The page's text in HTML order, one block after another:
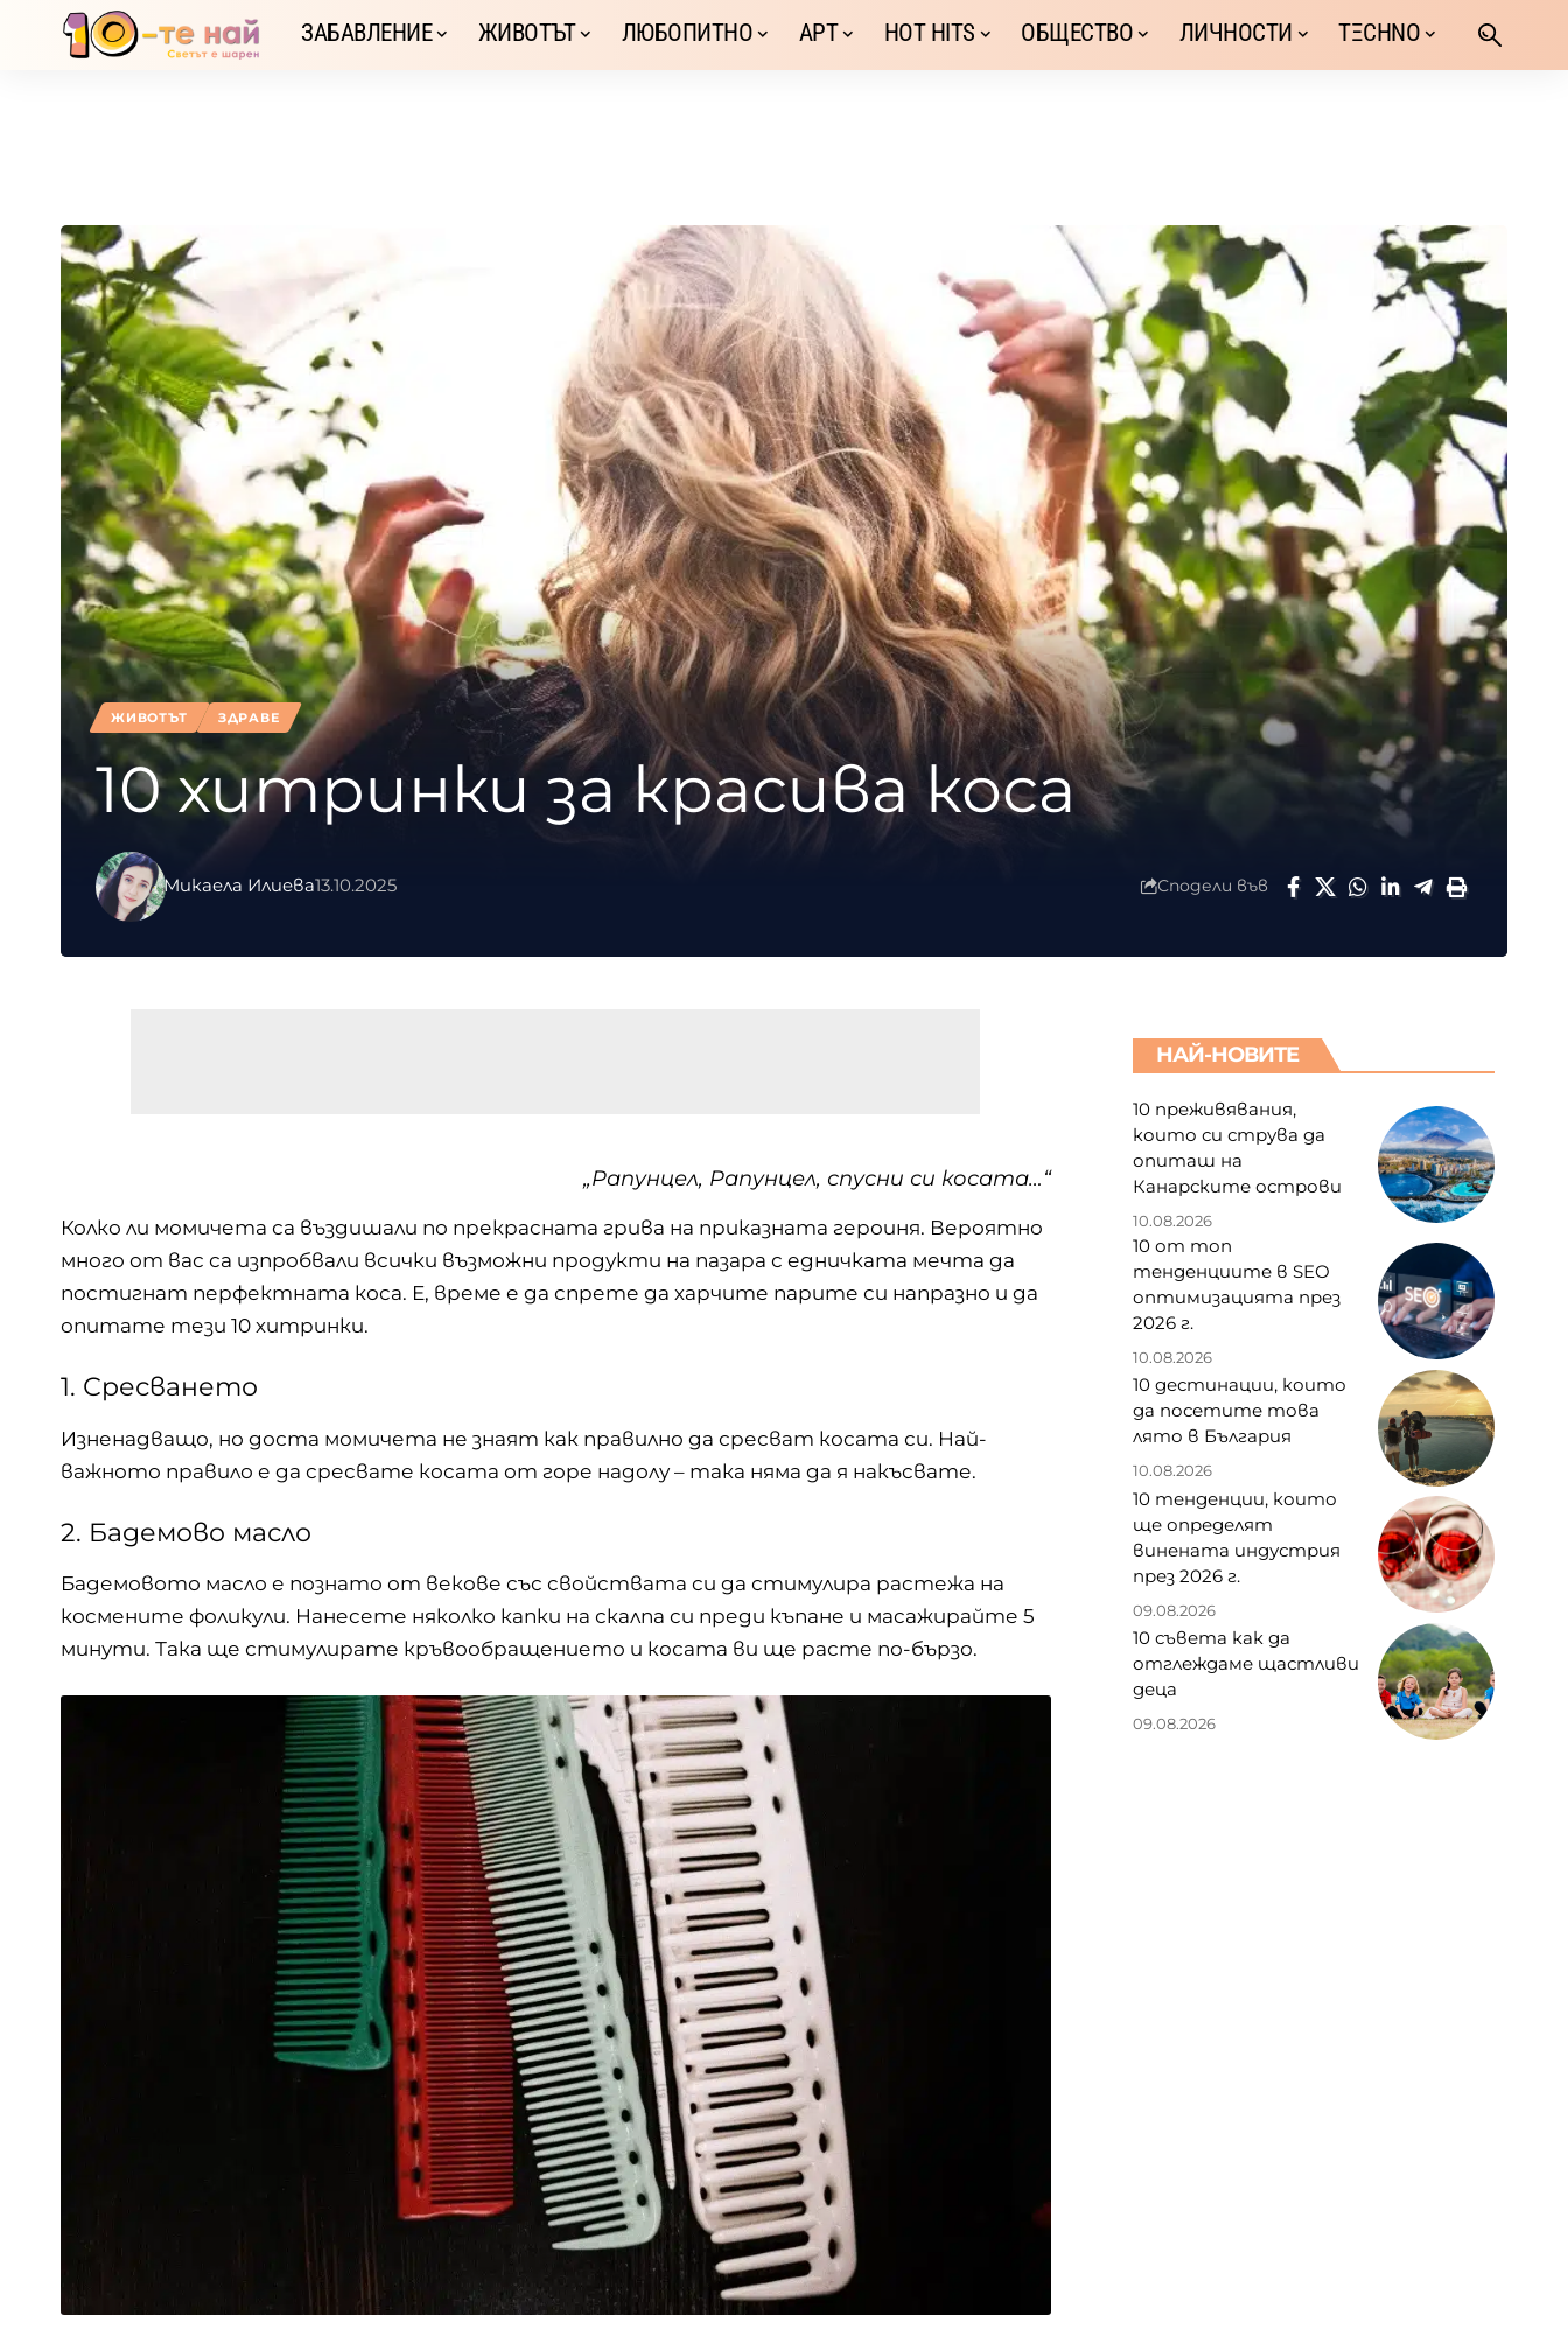
ЗАБАВЛЕНИЕ ЖИВОТЪТ ЛЮБОПИТНО АРТ HOT HITS ОБЩЕСТВО ЛИЧНОСТИ TΞCHNO
ЖИВОТЪТ ЗДРАВЕ
10 хитринки за красива коса
Микаела Илиева13.10.2025 Сподели във
„Рапунцел, Рапунцел, спусни си косата…“
Колко ли момичета са въздишали по прекрасната грива на приказната героиня. Вероятно
много от вас са изпробвали всички възможни продукти на пазара с едничката мечта да
постигнат перфектната коса. Е, време е да спрете да харчите парите си напразно и да
опитате тези 10 хитринки.
1. Сресването
Изненадващо, но доста момичета не знаят как правилно да сресват косата си. Най-
важното правило е да сресвате косата от горе надолу – така няма да я накъсвате.
2. Бадемово масло
Бадемовото масло е познато от векове със свойствата си да стимулира растежа на
космените фоликули. Нанесете няколко капки на скалпа си преди къпане и масажирайте 5
минути. Така ще стимулирате кръвообращението и косата ви ще расте по-бързо.
НАЙ-НОВИТЕ
10 преживявания,
които си струва да
опиташ на
Канарските острови
10.08.2026
10 от топ
тенденциите в SEO
оптимизацията през
2026 г.
10.08.2026
10 дестинации, които
да посетите това
лято в България
10.08.2026
10 тенденции, които
ще определят
винената индустрия
през 2026 г.
09.08.2026
10 съвета как да
отглеждаме щастливи
деца
09.08.2026